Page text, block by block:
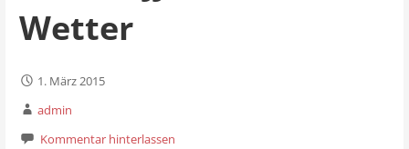
Wetter
1. März 2015
admin
Kommentar hinterlassen